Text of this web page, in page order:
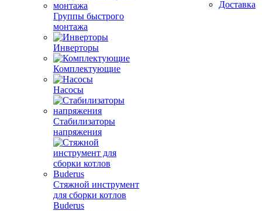
Группы быстрого
монтажа
Инверторы
Комплектующие
Насосы
Стабилизаторы
напряжения
Стяжной инструмент
для сборки котлов
Buderus
Доставка